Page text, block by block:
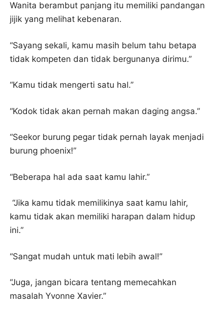
Wanita berambut panjang itu memiliki pandangan
jijik yang melihat kebenaran.
“Sayang sekali, kamu masih belum tahu betapa
tidak kompeten dan tidak bergunanya dirimu.”
“Kamu tidak mengerti satu hal.”
“Kodok tidak akan pernah makan daging angsa.”
“Seekor burung pegar tidak pernah layak menjadi
burung phoenix!”
“Beberapa hal ada saat kamu lahir.”
“Jika kamu tidak memilikinya saat kamu lahir,
kamu tidak akan memiliki harapan dalam hidup
ini.”
“Sangat mudah untuk mati lebih awal!”
“Juga, jangan bicara tentang memecahkan
masalah Yvonne Xavier.”